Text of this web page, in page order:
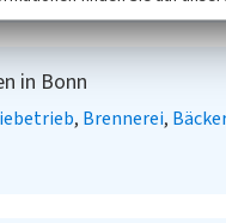
in Bonn
Brennerei